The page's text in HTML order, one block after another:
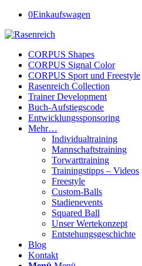
0Einkaufswagen
CORPUS Shapes
CORPUS Signal Color
CORPUS Sport und Freestyle
Rasenreich Collection
Trainer Development
Buch-Aufstiegscode
Entwicklungssponsoring
Mehr…
Individualtraining
Mannschaftstraining
Torwarttraining
Trainingstipps – Videos
Freestyle
Custom-Balls
Stadienevents
Squared Ball
Unser Wertekonzept
Entstehungsgeschichte
Blog
Kontakt